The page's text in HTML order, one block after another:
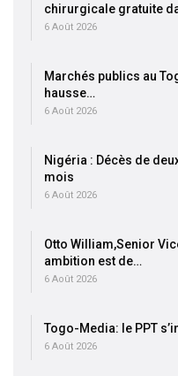
chirurgicale gratuite
6 Août 2026
Marchés publics au
hausse…
6 Août 2026
Nigéria : Décès de
mois
6 Août 2026
Otto William,Senior
ambition est de…
6 Août 2026
Togo-Media: le PPT
6 Août 2026